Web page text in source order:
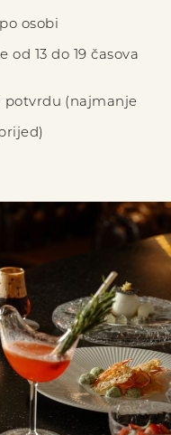
osobi
od 13 do 19 časova
potvrdu (najmanje